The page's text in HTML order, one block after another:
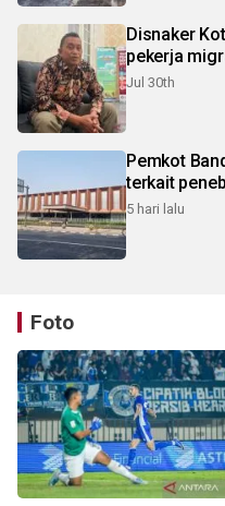
Disnaker
pekerja
Jul 30th
Pemkot
terkait
5 hari lalu
Foto